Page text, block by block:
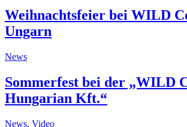
Weihnachtsfeier bei WILD
Ungarn
News
Sommerfest bei der „WILD
Hungarian Kft.“
News, Video